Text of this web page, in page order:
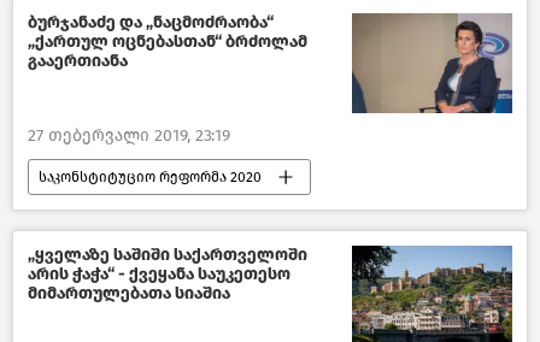
ბურჯანაძე და „ნაცმოძრაობა“
„ქართულ ოცნებასთან“ ბრძოლამ
გააერთიანა
27 თებერვალი 2019, 23:19
საკონსტიტუციო რეფორმა 2020
ანალიტიკა მიმოხილვები
„ყველაზე საშიში საქართველოში
არის ჭაჭა“ - ქვეყანა საუკეთესო
მიმართულებათა სიაშია